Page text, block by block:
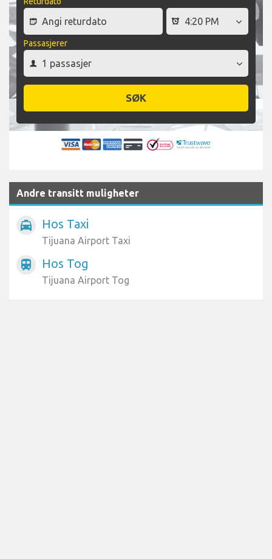
Passasjerer
SØK
Andre transitt muligheter
local_taxi Hos Taxi
Tijuana Airport Taxi
train Hos Tog
Tijuana Airport Tog